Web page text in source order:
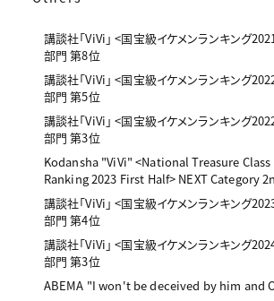
講談社「ViVi」 <国宝級イケメンランキング
部門 第8位
講談社「ViVi」 <国宝級イケメンランキング
部門 第5位
講談社「ViVi」 <国宝級イケメンランキング
部門 第3位
Kodansha "ViVi" <National Treasure
Ranking 2023 First Half> NEXT Category
講談社「ViVi」 <国宝級イケメンランキング
部門 第4位
講談社「ViVi」 <国宝級イケメンランキング
部門 第3位
ABEMA "I won't be deceived by him and